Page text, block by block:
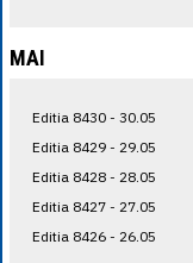
MAI
Editia 8430 - 30.05
Editia 8429 - 29.05
Editia 8428 - 28.05
Editia 8427 - 27.05
Editia 8426 - 26.05